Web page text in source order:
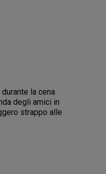
la cena
degli amici in
strappo alle